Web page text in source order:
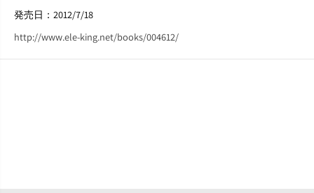
発売日：2012/7/18
http://www.ele-king.net/books/004612/